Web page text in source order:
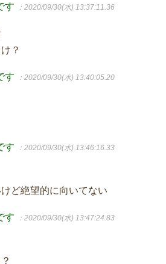
す ：2020/09/30(水) 13:37:11.36
？
す ：2020/09/30(水) 13:40:05.20
す ：2020/09/30(水) 13:46:16.33
ど絶望的に向いてない
す ：2020/09/30(水) 13:47:24.83